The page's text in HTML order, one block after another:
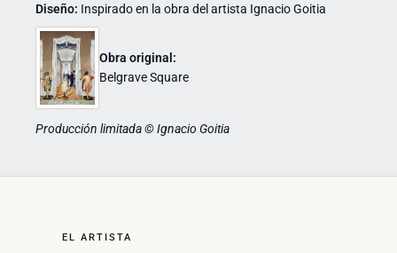
Diseño: Inspirado en la obra del artista Ignacio Goitia
Obra original:
Belgrave Square
Producción limitada © Ignacio Goitia
EL ARTISTA